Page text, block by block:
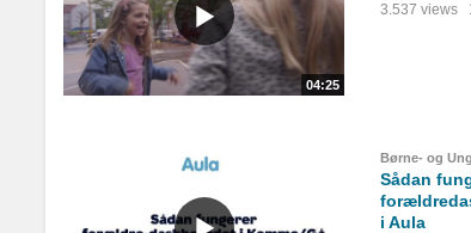
04:25
3.537 views
Børne- og
Sådan
i Aula